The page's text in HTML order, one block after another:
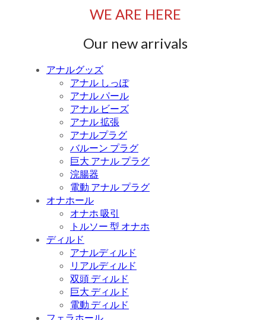
WE ARE HERE
Our new arrivals
アナルグッズ
アナル しっぽ
アナル パール
アナル ビーズ
アナル 拡張
アナルプラグ
バルーン プラグ
巨大 アナル プラグ
浣腸器
電動 アナル プラグ
オナホール
オナホ 吸引
トルソー 型 オナホ
ディルド
アナルディルド
リアルディルド
双頭 ディルド
巨大 ディルド
電動 ディルド
フェラホール